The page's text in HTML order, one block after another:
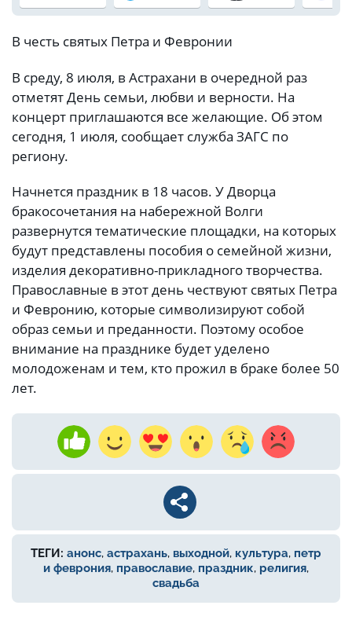
В честь святых Петра и Февронии
В среду, 8 июля, в Астрахани в очередной раз
отметят День семьи, любви и верности. На
концерт приглашаются все желающие. Об этом
сегодня, 1 июля, сообщает служба ЗАГС по
региону.
Начнется праздник в 18 часов. У Дворца
бракосочетания на набережной Волги
развернутся тематические площадки, на которых
будут представлены пособия о семейной жизни,
изделия декоративно-прикладного творчества.
Православные в этот день чествуют святых Петра
и Февронию, которые символизируют собой
образ семьи и преданности. Поэтому особое
внимание на празднике будет уделено
молодоженам и тем, кто прожил в браке более 50
лет.
ТЕГИ: анонс, астрахань, выходной, культура, петр
и феврония, православие, праздник, религия,
свадьба